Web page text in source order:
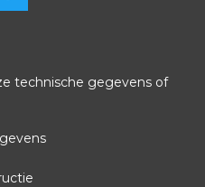
technische gegevens of